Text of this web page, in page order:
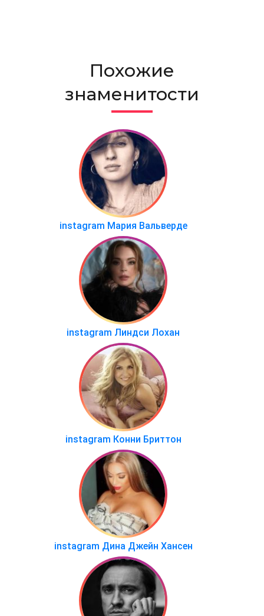
Похожие
знаменитости
instagram Мария Вальверде
instagram Линдси Лохан
instagram Конни Бриттон
instagram Дина Джейн Хансен